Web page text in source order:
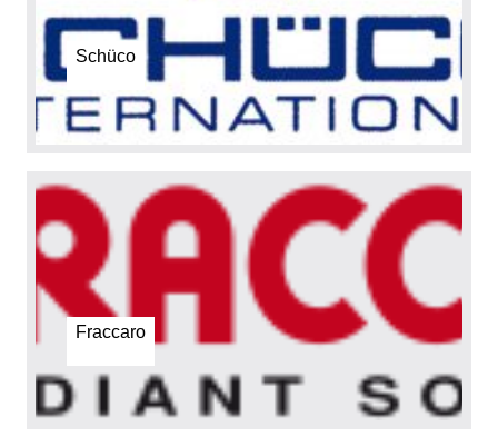
Schüco
Fraccaro